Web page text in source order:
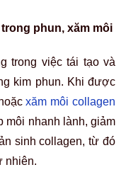
phun, xăm môi
trong việc tái tạo và
kim phun. Khi được
xăm môi collagen
môi nhanh lành, giảm
sinh collagen, từ đó
nhiên.